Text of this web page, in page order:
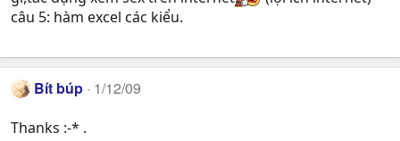
câu 5: hàm excel các kiểu.
Bít búp 1/12/09
Thanks :-* .